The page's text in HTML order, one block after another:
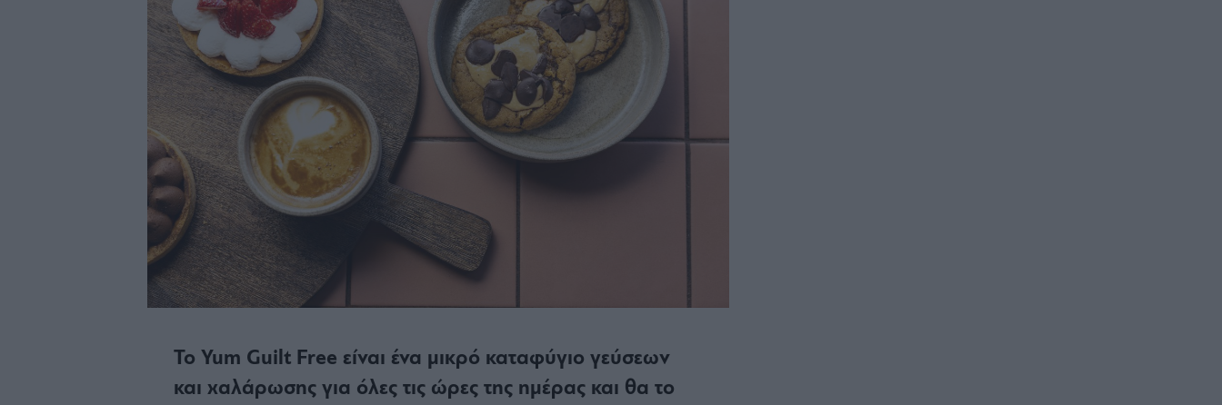
Το Yum Guilt Free είναι ένα μικρό καταφύγιο γεύσεων
και χαλάρωσης για όλες τις ώρες της ημέρας και θα το